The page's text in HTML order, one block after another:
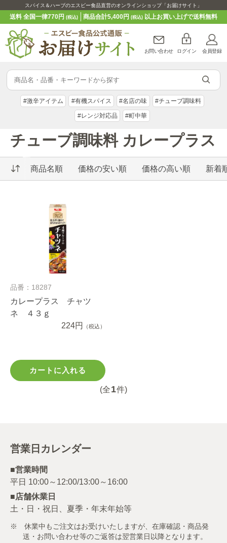
スパイス＆ハーブのエスビー食品直営のオンラインショップ「お届けサイト」
送料 全国一律770円(税込) 商品合計5,400円 (税込)以上お買い上げで送料無料
お問い合わせ ログイン 会員登録
#激辛アイテム #有機スパイス #名店の味 #チューブ調味料
#レンジ対応品 #町中華
チューブ調味料 カレープラス
商品名順 価格の安い順 価格の高い順 新着
品番：18287
カレープラス チャツ
ネ ４３ｇ
224円
（税込）
カートに入れる
(全1件)
営業日カレンダー
■営業時間
■店舗休業日
土・日・祝日、夏季・年末年始等
※ 休業中もご注文はお受けいたしますが、在庫確認・商品発
送・お問い合わせ等のご返答は翌営業日以降となります。